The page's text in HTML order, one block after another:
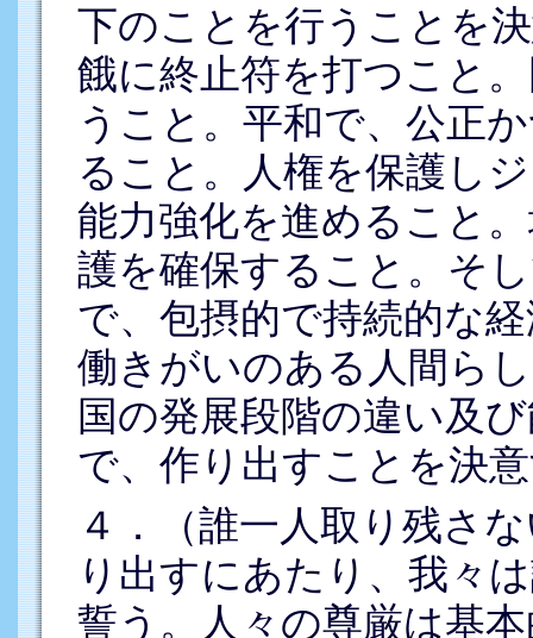
下のことを行うことを
餓に終止符を打つこと
うこと。平和で、公正
ること。人権を保護し
能力強化を進めること
護を確保すること。そ
で、包摂的で持続的な
働きがいのある人間ら
国の発展段階の違い及
で、作り出すことを決
４．（誰一人取り残さ
り出すにあたり、我々
誓う。人々の尊厳は基